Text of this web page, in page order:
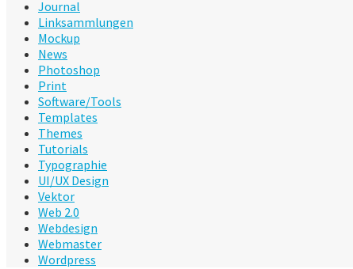
Journal
Linksammlungen
Mockup
News
Photoshop
Print
Software/Tools
Templates
Themes
Tutorials
Typographie
UI/UX Design
Vektor
Web 2.0
Webdesign
Webmaster
Wordpress